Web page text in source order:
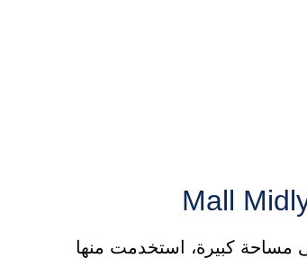
مساحة كبيرة، استخدمت منها